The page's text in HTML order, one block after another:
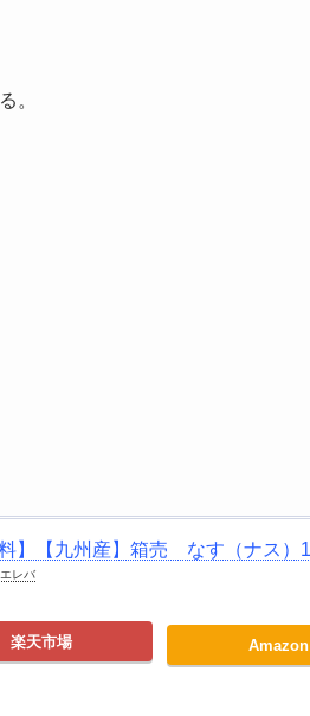
。
料】【九州産】箱売 なす（ナス
レバ
楽天市場 Amazon